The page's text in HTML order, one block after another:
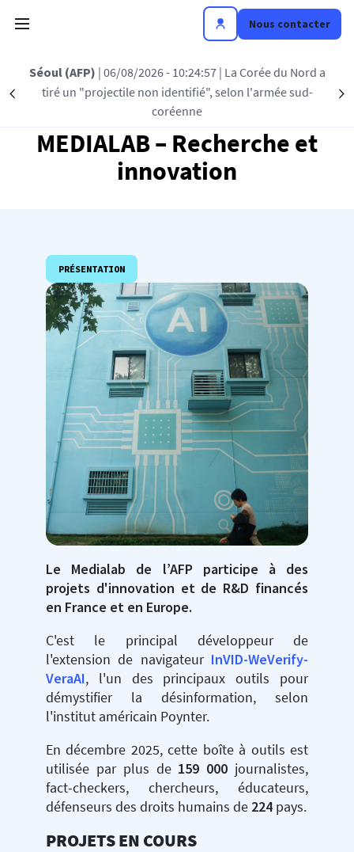
Nous contacter
Précédent
2026 - 10:24:57 | La Corée du Nord a
non identifié", selon l'armée sud-
Islamabad
dit espérer
MEDIALAB – Recherche et
innovation
PRÉSENTATION
Le Medialab de l’AFP participe à des
projets d'innovation et de R&D financés
en France et en Europe.
C'est le principal développeur de
l'extension de navigateur InVID-WeVerify-
VeraAI, l'un des principaux outils pour
démystifier la désinformation, selon
l'institut américain Poynter.
En décembre 2025, cette boîte à outils est
utilisée par plus de 159 000 journalistes,
fact-checkers, chercheurs, éducateurs,
défenseurs des droits humains de 224 pays.
PROJETS EN COURS